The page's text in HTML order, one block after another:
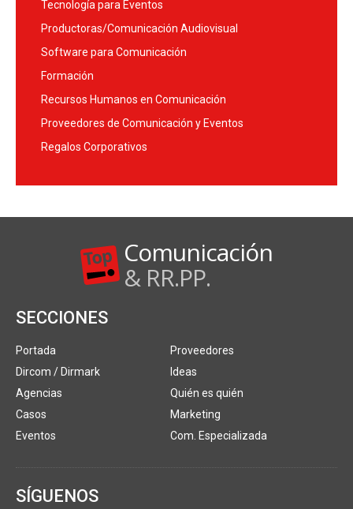
Tecnología para Eventos
Productoras/Comunicación Audiovisual
Software para Comunicación
Formación
Recursos Humanos en Comunicación
Proveedores de Comunicación y Eventos
Regalos Corporativos
Comunicación
& RR.PP.
SECCIONES
Portada
Dircom / Dirmark
Agencias
Casos
Eventos
Proveedores
Ideas
Quién es quién
Marketing
Com. Especializada
SÍGUENOS